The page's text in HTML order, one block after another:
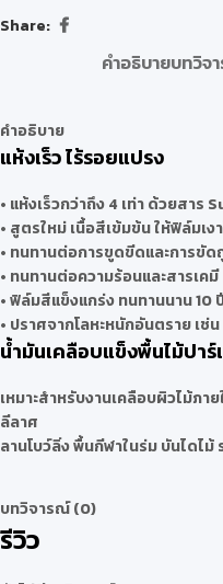
Share:
คำอธิบายบทวิจ
คำอธิบาย
แห้งเร็ว ไร้รอยแปรง
• แห้งเร็วกว่าถึง 4 เท่า ด้วยสาร
• สูตรใหม่ เนื้อสีเข้มข้น ให้ฟิล์มเง
• ทนทานต่อการขูดขีดและการขัด
• ทนทานต่อความร้อนและสารเคมี
• ฟิล์มสีแข็งแกร่ง ทนทานนาน 10
• ปราศจากโลหะหนักอันตราย เช่
น้ำมันเคลือบแข็งพื้นไม้ปาร์
เหมาะสำหรับงานเคลือบผิวไม้ภ
ลีลาศ
ลานโบว์ลิ่ง พื้นกีฬาในร่ม บันไดไม้
บทวิจารณ์ (0)
รีวิว